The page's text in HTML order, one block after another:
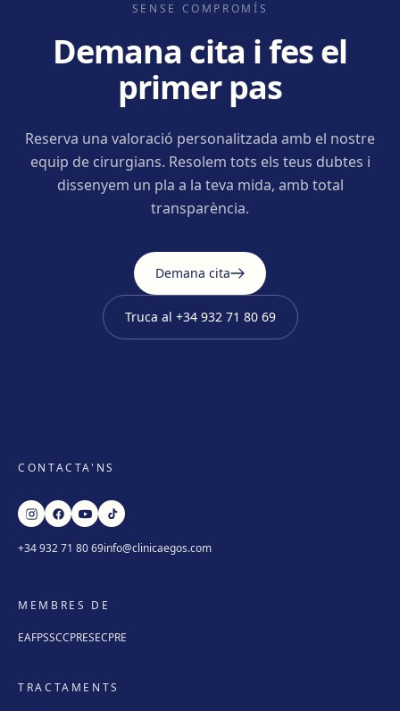
SENSE COMPROMÍS
Demana cita i fes el
primer pas
Reserva una valoració personalitzada amb el nostre
equip de cirurgians. Resolem tots els teus dubtes i
dissenyem un pla a la teva mida, amb total
transparència.
Demana cita
Truca al +34 932 71 80 69
CONTACTA'NS
+34 932 71 80 69info@clinicaegos.com
MEMBRES DE
EAFPSSCCPRESECPRE
TRACTAMENTS